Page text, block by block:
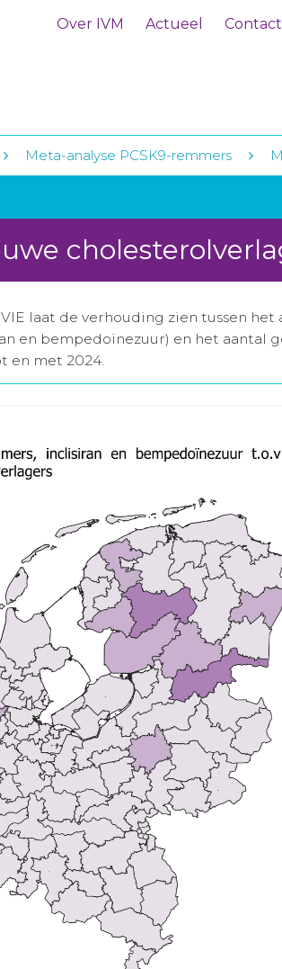
Over IVM Actueel Contact
Meta-analyse PCSK9-remmers
laat de verhouding zien tussen
en bempedoïnezuur) en het aantal
en met 2024.